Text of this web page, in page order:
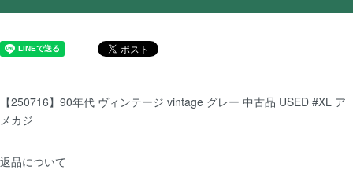
【250716】90年代 ヴィンテージ vintage グレー 中古品 USED #XL ア
メカジ
返品について